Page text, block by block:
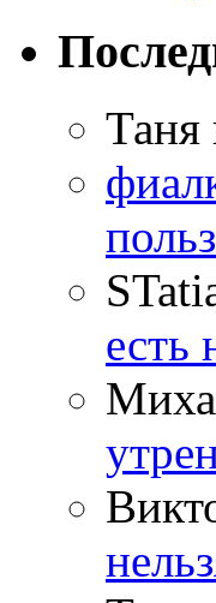
Таня
есть